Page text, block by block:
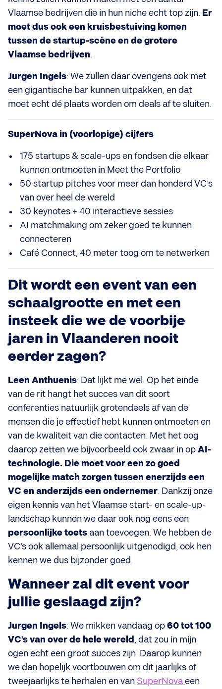
Vlaamse bedrijven die in hun niche echt top zijn. Er
moet dus ook een kruisbestuiving komen
tussen de startup-scène en de grotere
Vlaamse bedrijven.
Jurgen Ingels: We zullen daar overigens ook met
een gigantische bar kunnen uitpakken, en dat
moet echt dé plaats worden om deals af te sluiten.
SuperNova in (voorlopige) cijfers
175 startups & scale-ups en fondsen die elkaar
kunnen ontmoeten in Meet the Portfolio
50 startup pitches voor meer dan honderd VC’s
van over heel de wereld
30 keynotes + 40 interactieve sessies
AI matchmaking om zeker goed te kunnen
connecteren
Café Connect, 40 meter toog om te netwerken
Dit wordt een event van een
schaalgrootte en met een
insteek die we de voorbije
jaren in Vlaanderen nooit
eerder zagen?
Leen Anthuenis: Dat lijkt me wel. Op het einde
van de rit hangt het succes van dit soort
conferenties natuurlijk grotendeels af van de
mensen die je effectief hebt kunnen ontmoeten en
van de kwaliteit van die contacten. Met het oog
daarop zetten we bijvoorbeeld ook zwaar in opAI-
technologie. Die moet voor een zo goed
mogelijke match zorgen tussen enerzijds een
VC en anderzijds een ondernemer. Dankzij onze
eigen kennis van het Vlaamse start- en scale-up-
landschap kunnen we daar ook nog eens een
persoonlijke toets aan toevoegen. We hebben de
VC’s ook allemaal persoonlijk uitgenodigd, ook hen
kennen we dus bijzonder goed.
Wanneer zal dit event voor
jullie geslaagd zijn?
Jurgen Ingels: We mikken vandaag op60 tot 100
VC’s van over de hele wereld , dat zou in mijn
ogen echt een groot succes zijn. Daarop kunnen
we dan hopelijk voortbouwen om dit jaarlijks of
tweejaarlijks te herhalen en van SuperNovaeen